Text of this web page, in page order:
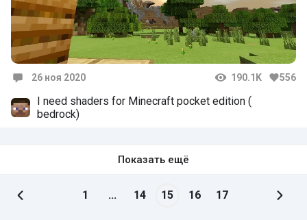
26 ноя 2020 190.1K 556
I need shaders for Minecraft pocket edition (
bedrock)
Показать ещё
1 ... 14 15 16 17